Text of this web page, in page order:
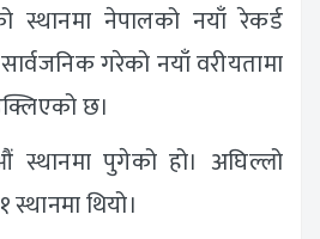
स्थानमा नेपालको नयाँ रेकर्ड
गरेको नयाँ वरीयतामा
छ।
स्थानमा पुगेको हो। अघिल्लो
थियो।